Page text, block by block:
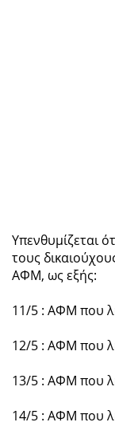
Υπενθυμίζεται
τους
ΑΦΜ, ως εξής:
11/5 : ΑΦΜ που
12/5 : ΑΦΜ που
13/5 : ΑΦΜ που
14/5 : ΑΦΜ που